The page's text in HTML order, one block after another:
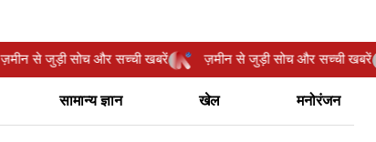
ज़मीन से जुड़ी सोच और सच्ची खबरें ज़मीन से जुड़ी सोच और
सामान्य ज्ञान खेल मनोरंजन